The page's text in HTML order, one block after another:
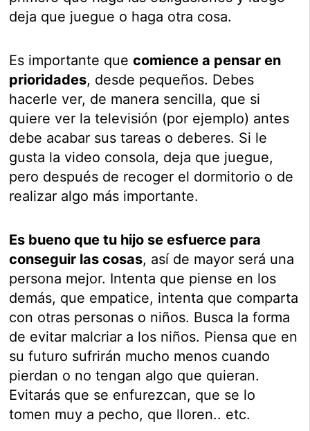
deja que juegue o haga otra cosa.
Es importante quecomience a pensar en
prioridades, desde pequeños. Debes
hacerle ver, de manera sencilla, que si
quiere ver la televisión (por ejemplo) antes
debe acabar sus tareas o deberes. Si le
gusta la video consola, deja que juegue,
pero después de recoger el dormitorio o de
realizar algo más importante.
Es bueno que tu hijo se esfuerce para
conseguir las cosas, así de mayor será una
persona mejor. Intenta que piense en los
demás, que empatice, intenta que comparta
con otras personas o niños. Busca la forma
de evitar malcriar a los niños. Piensa que en
su futuro sufrirán mucho menos cuando
pierdan o no tengan algo que quieran.
Evitarás que se enfurezcan, que se lo
tomen muy a pecho, que lloren.. etc.